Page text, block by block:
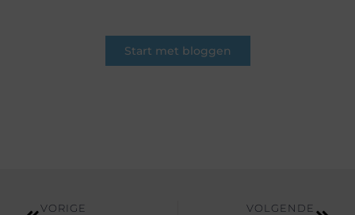
Start met bloggen
VORIGE VOLGENDE